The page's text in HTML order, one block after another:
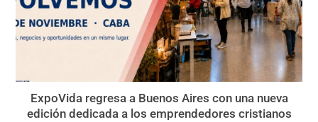
ExpoVida regresa a Buenos Aires con una nueva
edición dedicada a los emprendedores cristianos